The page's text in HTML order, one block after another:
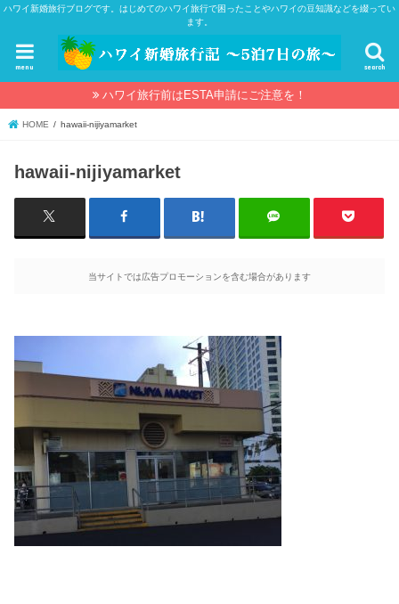
ハワイ新婚旅行ブログです。はじめてのハワイ旅行で困ったことやハワイの豆知識などを綴ってい
ます。
search
menu
ハワイ旅行前はESTA申請にご注意を！
HOME hawaii-nijiyamarket
hawaii-nijiyamarket
当サイトでは広告プロモーションを含む場合があります